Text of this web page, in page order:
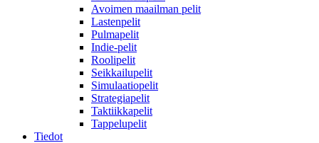
Avoimen maailman pelit
Lastenpelit
Pulmapelit
Indie-pelit
Roolipelit
Seikkailupelit
Simulaatiopelit
Strategiapelit
Taktiikkapelit
Tappelupelit
Tiedot